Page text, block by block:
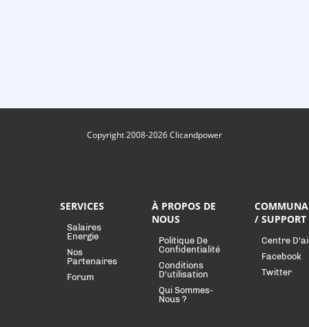
Copyright 2008-2026 Clicandpower
SERVICES
Salaires
Energie
Nos
Partenaires
Forum
À PROPOS DE
NOUS
Politique De
Confidentialité
Conditions
D'utilisation
Qui Sommes-
Nous ?
/ SUPPORT
Centre
Facebook
Twitter